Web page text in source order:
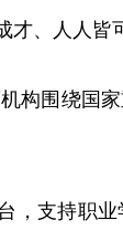
才、人人皆
构围绕国
，支持职